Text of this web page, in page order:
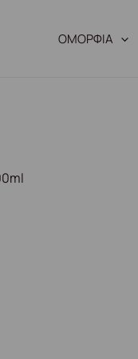
ΟΜΟΡΦΙΑ